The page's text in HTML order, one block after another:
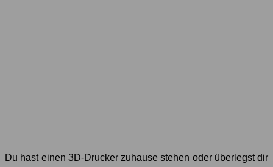
Du hast einen 3D-Drucker zuhause stehen oder überlegst dir